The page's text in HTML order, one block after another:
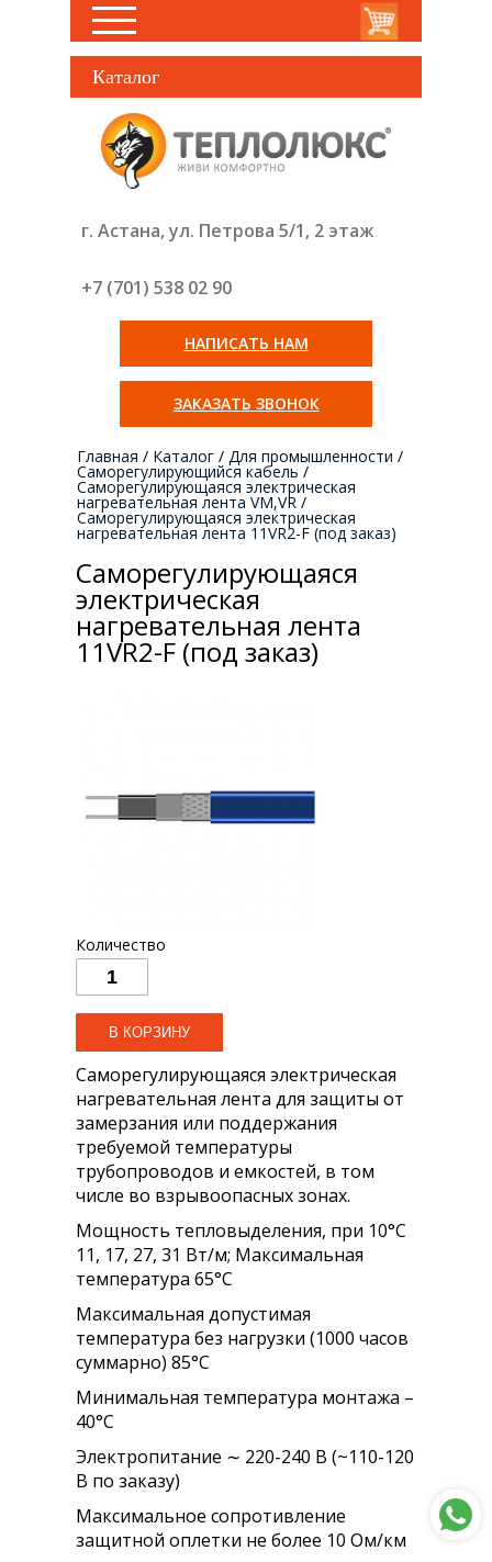
Каталог
г. Астана, ул. Петрова 5/1, 2 этаж
+7 (701) 538 02 90
НАПИСАТЬ НАМ
ЗАКАЗАТЬ ЗВОНОК
Главная / Каталог / Для промышленности /
Саморегулирующийся кабель /
Саморегулирующаяся электрическая
нагревательная лента VM,VR /
Саморегулирующаяся электрическая
нагревательная лента 11VR2-F (под заказ)
Саморегулирующаяся
электрическая
нагревательная лента
11VR2-F (под заказ)
Количество
Саморегулирующаяся электрическая
нагревательная лента для защиты от
замерзания или поддержания
требуемой температуры
трубопроводов и емкостей, в том
числе во взрывоопасных зонах.
Мощность тепловыделения, при 10°С
11, 17, 27, 31 Вт/м; Максимальная
температура 65°С
Максимальная допустимая
температура без нагрузки (1000 часов
суммарно) 85°С
Минимальная температура монтажа –
40°С
Электропитание ∼ 220-240 В (~110-120
В по заказу)
Максимальное сопротивление
защитной оплетки не более 10 Ом/км